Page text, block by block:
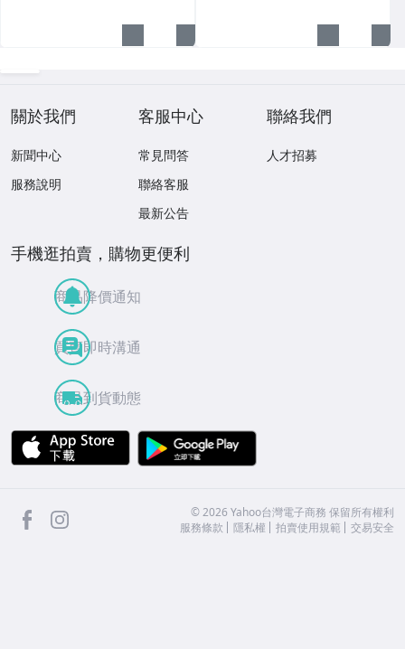
關於我們
新聞中心
服務說明
客服中心
常見問答
聯絡客服
最新公告
聯絡我們
人才招募
手機逛拍賣，購物更便利
商品降價通知
買賣即時溝通
商品到貨動態
APP Store
facebook ©2026 Yahoo台灣電子商務 保留所有權利
服務條款
隱私權 拍賣使用規範 交易安全